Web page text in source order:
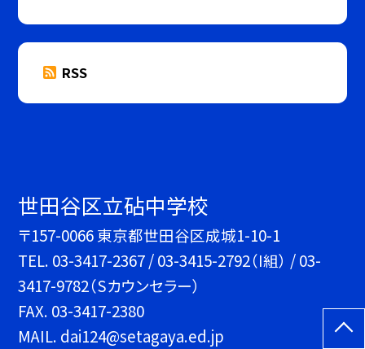
RSS
世田谷区立砧中学校
〒157-0066 東京都世田谷区成城1-10-1
TEL. 03-3417-2367 / 03-3415-2792（I組） / 03-
3417-9782（Sカウンセラー）
FAX. 03-3417-2380
MAIL. dai124@setagaya.ed.jp